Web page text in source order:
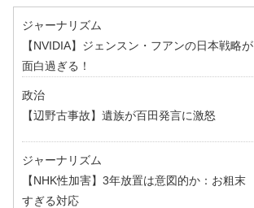
ジャーナリズム
【NVIDIA】ジェンスン・フアンの日本戦略が
面白過ぎる！
政治
【辺野古事故】遺族が百田発言に激怒
ジャーナリズム
【NHK性加害】3年放置は意図的か：お粗末
すぎる対応